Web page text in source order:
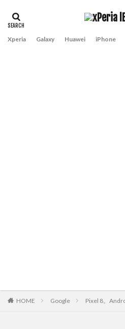
Xperia Galaxy Huawei iPhone
HOME Google Pixel 8。